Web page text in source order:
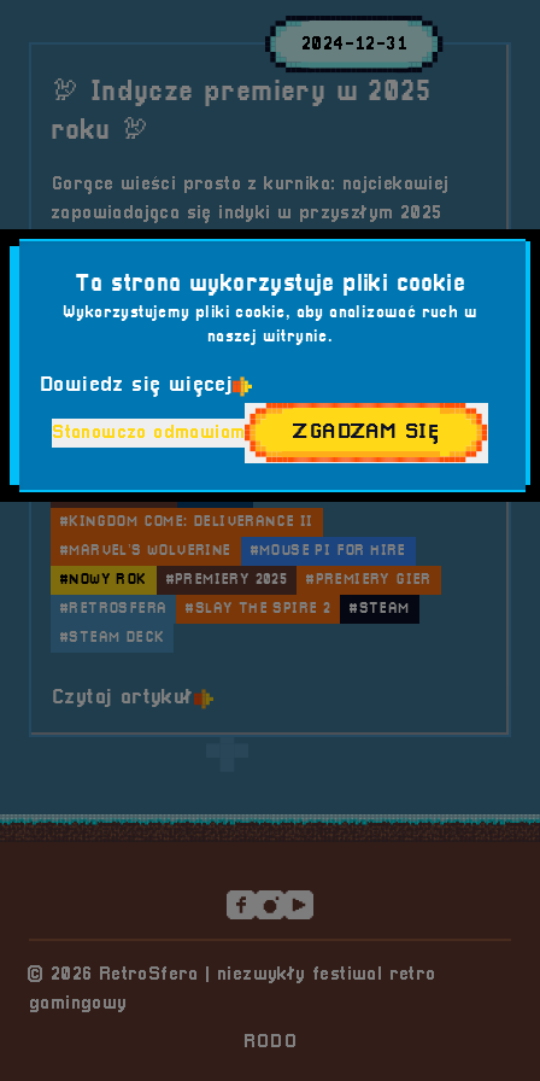
2024-12-31
🦃 Indycze premiery w 2025
roku 🦃
Gorące wieści prosto z kurnika: najciekawiej
zapowiadająca się indyki w przyszłym 2025
roku! Nie możesz tego przegapić!
Kategorie wpisu: Aktualności
Tagi: #2025 #AVOWED
#CAIRN
#CLAIR OBSCUR EXPEDITION 33
#DEATH STRANDING 2
#DOOM: THE DARK AGES
#GHOST OF YOTEI
#GRY INDIE 2025
#GRY OCZEKIWANE 2025
#HOLLOW KNIGHT SILKSONG
#INDIE GAMES
#JUDAS
#KINGDOM COME: DELIVERANCE II
#MARVEL’S WOLVERINE
#MOUSE PI FOR HIRE
#NOWY ROK
#PREMIERY 2025
#PREMIERY GIER
#RETROSFERA
#SLAY THE SPIRE 2
#STEAM
#STEAM DECK
Czytaj artykuło tytule 🦃 Indycze premiery w
© 2026 RetroSfera | niezwykły festiwal retro
gamingowy
RODO
Ta strona wykorzystuje pliki cookie
Wykorzystujemy pliki cookie, aby analizować ruch w
naszej witrynie.
Dowiedz się więcej
Stanowczo odmawiam ZGADZAM SIĘ